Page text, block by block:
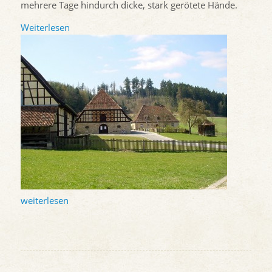
mehrere Tage hindurch dicke, stark gerötete Hände.
Weiterlesen
weiterlesen